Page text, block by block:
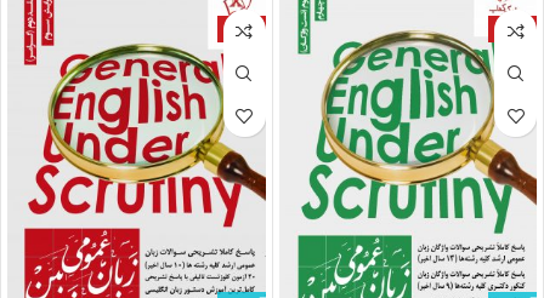
-8%
-8%